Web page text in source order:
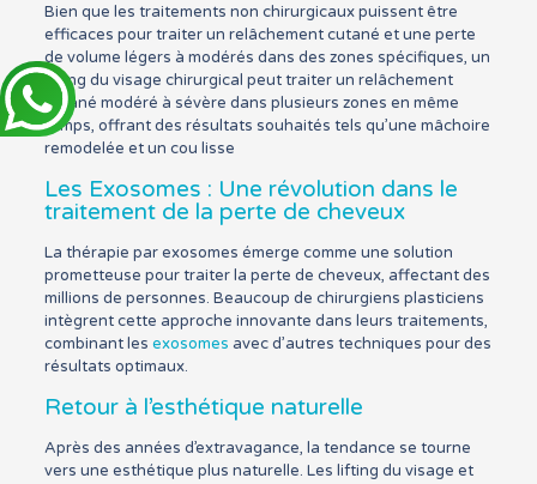
Bien que les traitements non chirurgicaux puissent être
efficaces pour traiter un relâchement cutané et une perte
de volume légers à modérés dans des zones spécifiques, un
lifting du visage chirurgical peut traiter un relâchement
cutané modéré à sévère dans plusieurs zones en même
temps, offrant des résultats souhaités tels qu’une mâchoire
remodelée et un cou lisse
Les Exosomes : Une révolution dans le
traitement de la perte de cheveux
La thérapie par exosomes émerge comme une solution
prometteuse pour traiter la perte de cheveux, affectant des
millions de personnes. Beaucoup de chirurgiens plasticiens
intègrent cette approche innovante dans leurs traitements,
combinant les exosomes avec d’autres techniques pour des
résultats optimaux.
Retour à l’esthétique naturelle
Après des années d’extravagance, la tendance se tourne
vers une esthétique plus naturelle. Les lifting du visage et